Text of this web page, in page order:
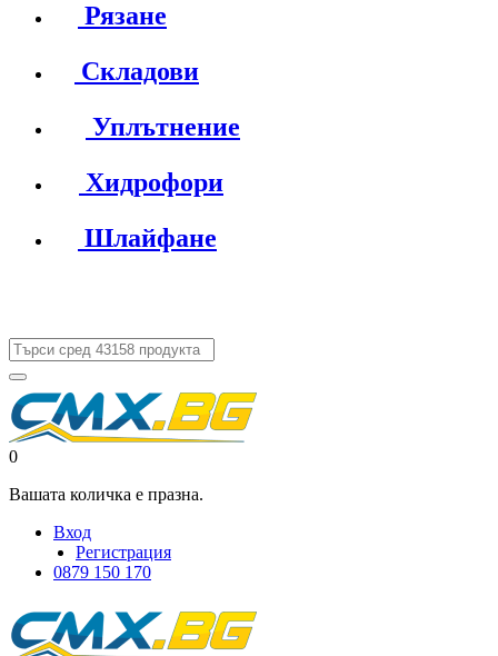
Рязане
Складови
Уплътнение
Хидрофори
Шлайфане
0
Вашата количка е празна.
Вход
Регистрация
0879 150 170